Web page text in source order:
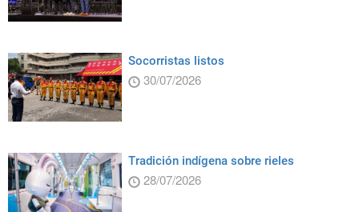
Socorristas listos
30/07/2026
Tradición indígena sobre rieles
28/07/2026